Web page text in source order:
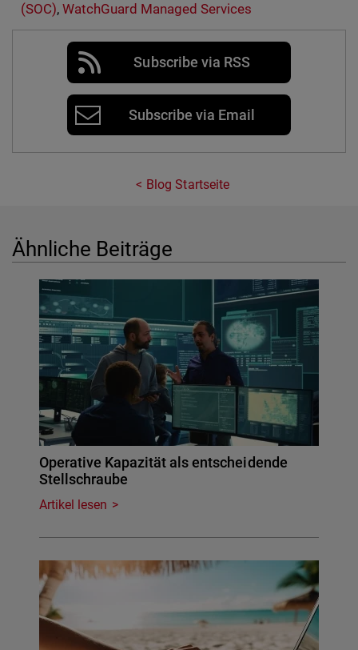
(SOC), WatchGuard Managed Services
Subscribe via RSS
Subscribe via Email
Blog Startseite
Ähnliche Beiträge
Operative Kapazität als entscheidende
Stellschraube
Artikel lesen